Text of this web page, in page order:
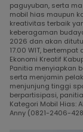
paguyuban, serta
mobil hias maupun
kreativitas terbaik
keberagaman
2026 dan akan
17.00 WIT,
Ekonomi Kreatif
Panitia menyiapkan
serta menjamin
menjunjung tinggi
berpartisipasi,
Kategori Mobil Hias:
Anny (0821-2406-